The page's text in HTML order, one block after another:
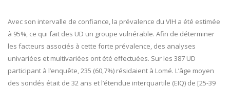
Avec son intervalle de confiance, la prévalence du VIH a été estimée
à 95%, ce qui fait des UD un groupe vulnérable. Afin de déterminer
les facteurs associés à cette forte prévalence, des analyses
univariées et multivariées ont été effectuées. Sur les 387 UD
participant à l’enquête, 235 (60,7%) résidaient à Lomé. L’âge moyen
des sondés était de 32 ans et l’étendue interquartile (EIQ) de [25-39